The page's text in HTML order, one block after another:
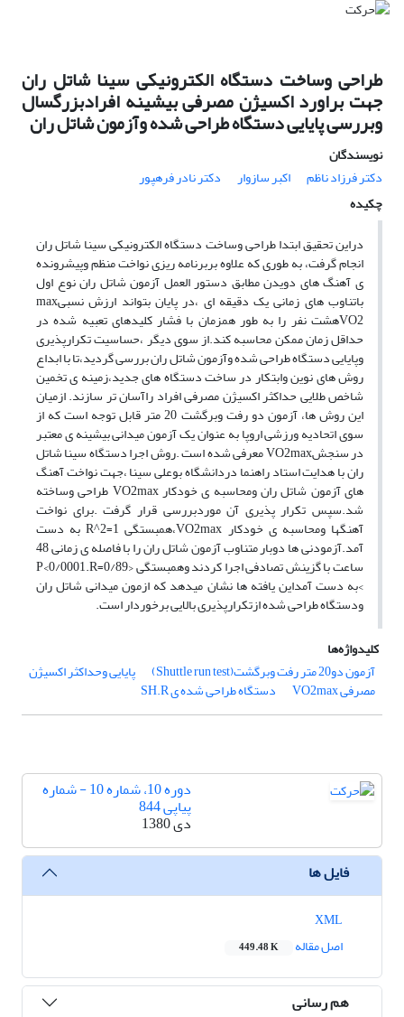
طراحی وساخت دستگاه الکترونیکی سینا شاتل ران
جهت براورد اکسیژن مصرفی بیشینه افرادبزرگسال
وبررسی پایایی دستگاه طراحی شده وآزمون شاتل ران
نویسندگان
دکتر فرزاد ناظم
اکبر سازوار
دکتر نادر فرهپور
چکیده
دراین تحقیق ابتدا طراحی وساخت دستگاه الکترونیکی سینا شاتل ران
انجام گرفت، به طوری که علاوه بربرنامه ریزی نواخت منظم وپیشرونده
ی آهنگ های دویدن مطابق دستور العمل آزمون شاتل ران نوع اول
باتناوب های زمانی یک دقیقه ای ،در پایان بتواند ارزش نسبیmax
VO2هشت نفر را به طور همزمان با فشار کلیدهای تعبیه شده در
حداقل زمان ممکن محاسبه کند.از سوی دیگر ،حساسیت تکرارپذیری
وپایایی دستگاه طراحی شده وآزمون شاتل ران بررسی گردید،تا با ابداع
روش های نوین وابتکار در ساخت دستگاه های جدید،زمینه ی تخمین
شاخص طلایی حداکثر اکسیژن مصرفی افراد راآسان تر سازند. ازمیان
این روش ها، آزمون دو رفت وبرگشت 20 متر قابل توجه است که از
سوی اتحادیه ورزشی اروپا به عنوان یک آزمون میدانی بیشینه ی معتبر
در سنجشVO2max معرفی شده است .روش اجرا دستگاه سینا شاتل
ران با هدایت استاد راهنما دردانشگاه بوعلی سینا ،جهت نواخت آهنگ
های آزمون شاتل ران ومحاسبه ی خودکار VO2max طراحی وساخته
شد.سپس تکرار پذیری آن موردبررسی قرار گرفت .برای نواخت
آهنگها ومحاسبه ی خودکار VO2max،همبستگی R^2=1 به دست
آمد.آزمودنی ها دوبار متناوب آزمون شاتل ران را با فاصله ی زمانی 48
ساعت با گزینش تصادفی اجرا کردند وهمبستگی ‹P<0/0001.R=0/89
›به دست آمداین یافته ها نشان میدهد که ازمون میدانی شاتل ران
ودستگاه طراحی شده ازتکرارپذیری بالایی برخوردار است.
کلیدواژه‌ها
آزمون دو20 متر رفت وبرگشت(Shuttle run test)
پایایی وحداکثر اکسیژن
مصرفی VO2max دستگاه طراحی شده ی SH.R
دوره 10، شماره 10 - شماره
پیاپی 844
دی 1380
فایل ها
اصل مقاله
449.48 K
هم رسانی